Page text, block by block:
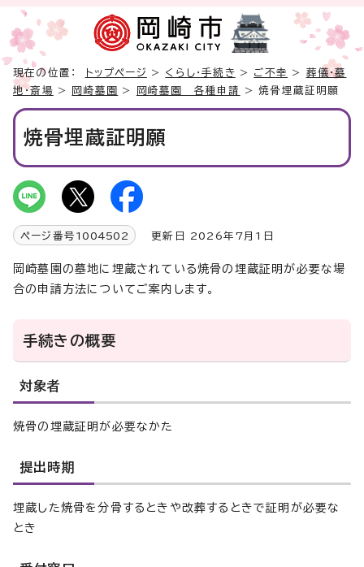
現在の位置： トップページ > くらし・手続き > ご不幸 > 葬儀・墓
地・斎場 > 岡崎墓園 > 岡崎墓園 各種申請 > 焼骨埋蔵証明願
焼骨埋蔵証明願
ページ番号 1004502 更新日 2026年7月1日
岡崎墓園の墓地に埋蔵されている焼骨の埋蔵証明が必要な場
合の申請方法についてご案内します。
手続きの概要
対象者
焼骨の埋蔵証明が必要なかた
提出時期
埋蔵した焼骨を分骨するときや改葬するときで証明が必要な
とき